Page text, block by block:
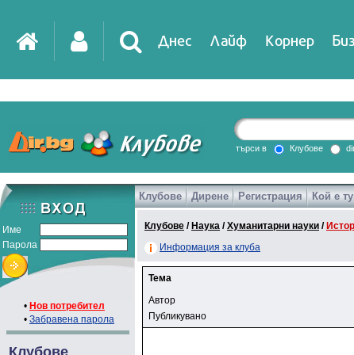
Днес Лайф Корнер
търси в Клубове
Име
Парола
• Нов потребител
• Забравена парола
Клубове
Клубове Дирене Регистрация Кой е
Клубове / Наука /Хуманитарни науки /
Информация за клуба
Тема
Автор
Публикувано